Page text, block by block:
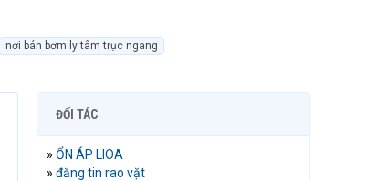
nơi bán bơm ly tâm trục ngang
ĐỐI TÁC
» ỔN ÁP LIOA
» đăng tin rao vặt